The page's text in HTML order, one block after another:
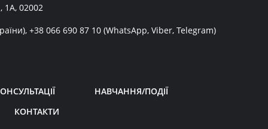
1А, 02002
+38 066 690 87 10 (WhatsApp, Viber, Telegram)
НАВЧАННЯ/ПОДІЇ
КОНТАКТИ